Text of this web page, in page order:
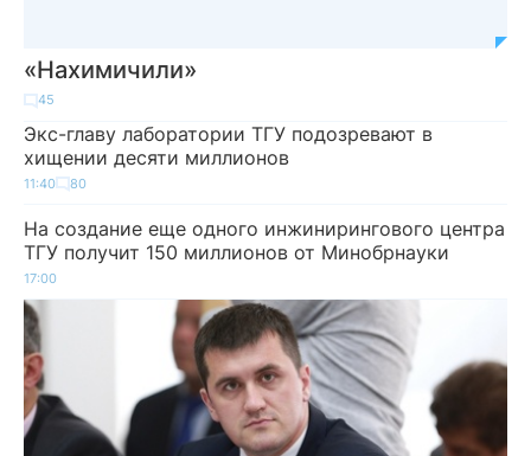
«Нахимичили»
45
Экс-главу лаборатории ТГУ подозревают в
хищении десяти миллионов
11:40 80
На создание еще одного инжинирингового центра
ТГУ получит 150 миллионов от Минобрнауки
17:00